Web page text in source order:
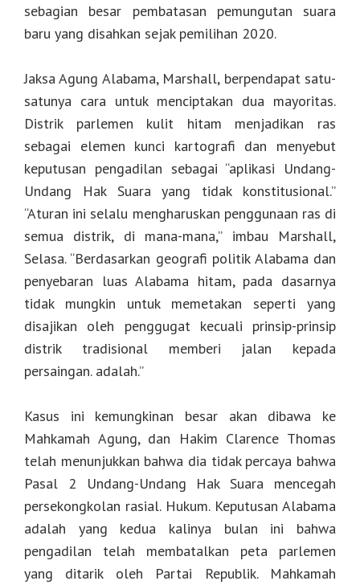
sebagian besar pembatasan pemungutan suara
baru yang disahkan sejak pemilihan 2020.
Jaksa Agung Alabama, Marshall, berpendapat satu-
satunya cara untuk menciptakan dua mayoritas.
Distrik parlemen kulit hitam menjadikan ras
sebagai elemen kunci kartografi dan menyebut
keputusan pengadilan sebagai “aplikasi Undang-
Undang Hak Suara yang tidak konstitusional.”
“Aturan ini selalu mengharuskan penggunaan ras di
semua distrik, di mana-mana,” imbau Marshall,
Selasa. “Berdasarkan geografi politik Alabama dan
penyebaran luas Alabama hitam, pada dasarnya
tidak mungkin untuk memetakan seperti yang
disajikan oleh penggugat kecuali prinsip-prinsip
distrik tradisional memberi jalan kepada
persaingan. adalah.”
Kasus ini kemungkinan besar akan dibawa ke
Mahkamah Agung, dan Hakim Clarence Thomas
telah menunjukkan bahwa dia tidak percaya bahwa
Pasal 2 Undang-Undang Hak Suara mencegah
persekongkolan rasial. Hukum. Keputusan Alabama
adalah yang kedua kalinya bulan ini bahwa
pengadilan telah membatalkan peta parlemen
yang ditarik oleh Partai Republik. Mahkamah